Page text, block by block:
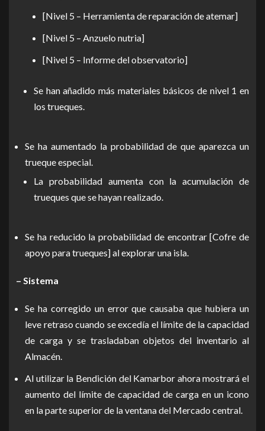
[Nivel 5 – Herramienta de reparación de atemar]
[Nivel 5 – Anzuelo nutria]
[Nivel 5 – Informe del observatorio]
Se han añadido más materiales básicos de nivel 1 en
los trueques.
Se ha aumentado la probabilidad de que aparezca un
trueque especial.
La probabilidad aumenta con la acumulación de
trueques que se hayan realizado.
Se ha reducido la probabilidad de encontrar [Cofre de
apoyo para trueques] al explorar una isla.
– Sistema
Se ha corregido un error que causaba que hubiera un
leve retraso cuando se excedía el límite de la capacidad
de carga y se trasladaban objetos del inventario al
Almacén.
Al utilizar la Bendición del Kamarbor ahora mostrará el
aumento del límite de capacidad de carga en un icono
en la parte superior de la ventana del Mercado central.